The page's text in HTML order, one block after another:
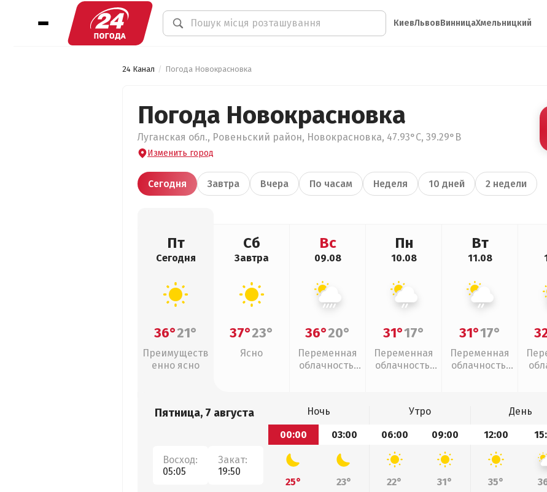
КиевЛьвовВинницаХмельницкий
24 Канал Погода Новокрасновка
Погода Новокрасновка
Луганская обл., Ровеньский район, Новокрасновка, 47.93°С, 39.29°В
Изменить город
Сегодня Завтра Вчера По часам Неделя 10 дней 2 недели
Пт
Сегодня
36°21°
Преимуществ
енно ясно
Сб
Завтра
37°23°
Ясно
Вс
09.08
36°20°
Переменная
облачность,
Пн
10.08
31°17°
Переменная
облачность,
Вт
11.08
31°17°
Переменная
облачность,
Пятница, 7 августа
Восход:
05:05
Закат:
19:50
Ночь Утро День
00:00
03:00 06:00 09:00 12:00
25° 23° 22° 31° 35°